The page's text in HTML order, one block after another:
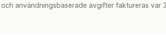
användningsbaserade avgifter faktureras var